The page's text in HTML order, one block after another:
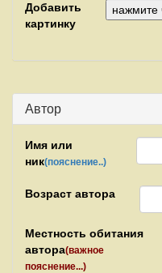
Добавить
картинку
Автор
Имя или
ник(пояснение..)
Возраст автора
Местность обитания
автора(важное
пояснение...)